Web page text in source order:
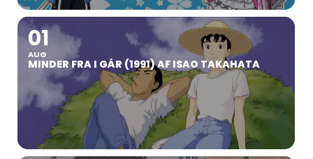
01
AUG
MINDER FRA I GÅR (1991) AF ISAO TAKAHATA